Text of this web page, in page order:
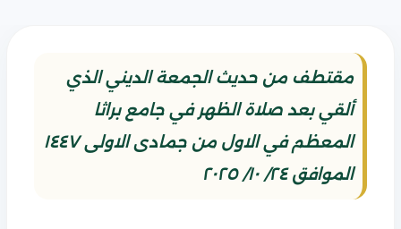
مقتطف من حديث الجمعة الديني الذي
ألقي بعد صلاة الظهر في جامع براثا
المعظم في الاول من جمادى الاولى ١٤٤٧
الموافق ٢٤/ ١٠/ ٢٠٢٥